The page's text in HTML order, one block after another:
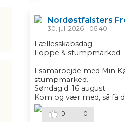
o
r
ø
st
fa
ls
t
er
s
Fr
Nordøstfalsters
30. juli 2026 - 06:40
Fællesskabsdag.
Loppe & stumpmarked.
I samarbejde med Min
stumpmarked.
Søndag d. 16 august.
Kom og vær med, så få
0 0